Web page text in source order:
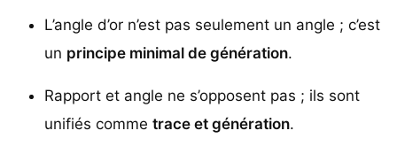
L’angle d’or n’est pas seulement un angle ; c’est
un principe minimal de génération.
Rapport et angle ne s’opposent pas ; ils sont
unifiés comme trace et génération.